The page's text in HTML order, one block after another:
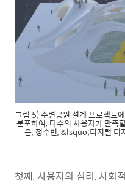
그림 5) 수변공원 설계 프로젝트
분포하여, 다수의 사용자가 만족
은, 정수빈, &lsquo;디지털
첫째, 사용자의 심리, 사회